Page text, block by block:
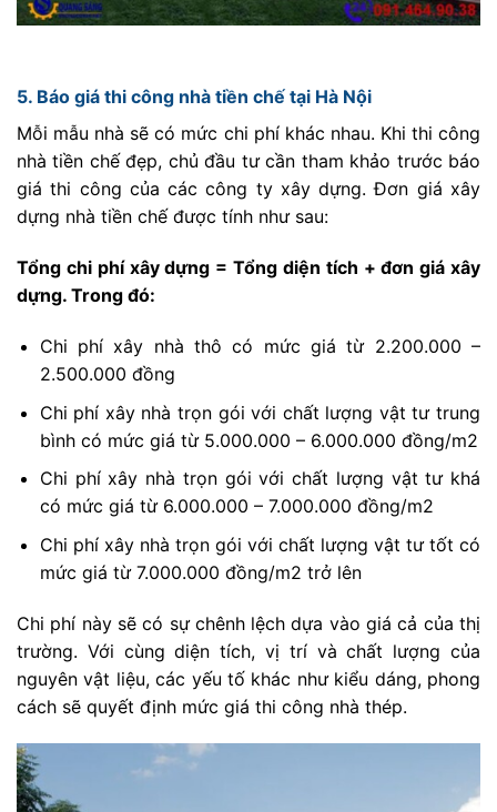
5. Báo giá thi công nhà tiền chế tại Hà Nội
Mỗi mẫu nhà sẽ có mức chi phí khác nhau. Khi thi công
nhà tiền chế đẹp, chủ đầu tư cần tham khảo trước báo
giá thi công của các công ty xây dựng. Đơn giá xây
dựng nhà tiền chế được tính như sau:
Tổng chi phí xây dựng = Tổng diện tích + đơn giá xây
dựng. Trong đó:
Chi phí xây nhà thô có mức giá từ 2.200.000 –
2.500.000 đồng
Chi phí xây nhà trọn gói với chất lượng vật tư trung
bình có mức giá từ 5.000.000 – 6.000.000 đồng/m2
Chi phí xây nhà trọn gói với chất lượng vật tư khá
có mức giá từ 6.000.000 – 7.000.000 đồng/m2
Chi phí xây nhà trọn gói với chất lượng vật tư tốt có
mức giá từ 7.000.000 đồng/m2 trở lên
Chi phí này sẽ có sự chênh lệch dựa vào giá cả của thị
trường. Với cùng diện tích, vị trí và chất lượng của
nguyên vật liệu, các yếu tố khác như kiểu dáng, phong
cách sẽ quyết định mức giá thi công nhà thép.